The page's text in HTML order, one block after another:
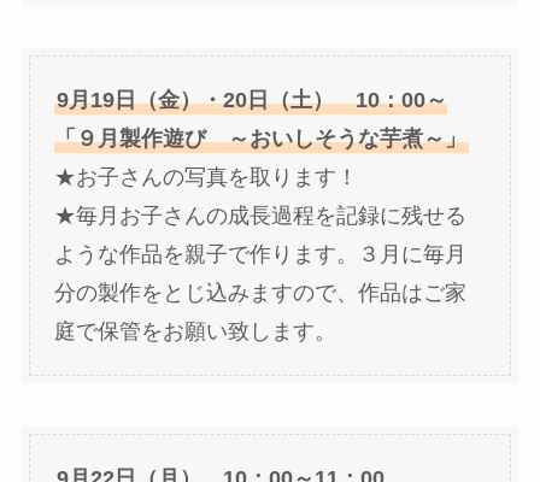
9月19日（金）・20日（土） 10：00～
「９月製作遊び ～おいしそうな芋煮～」
★お子さんの写真を取ります！
★毎月お子さんの成長過程を記録に残せる
ような作品を親子で作ります。３月に毎月
分の製作をとじ込みますので、作品はご家
庭で保管をお願い致します。